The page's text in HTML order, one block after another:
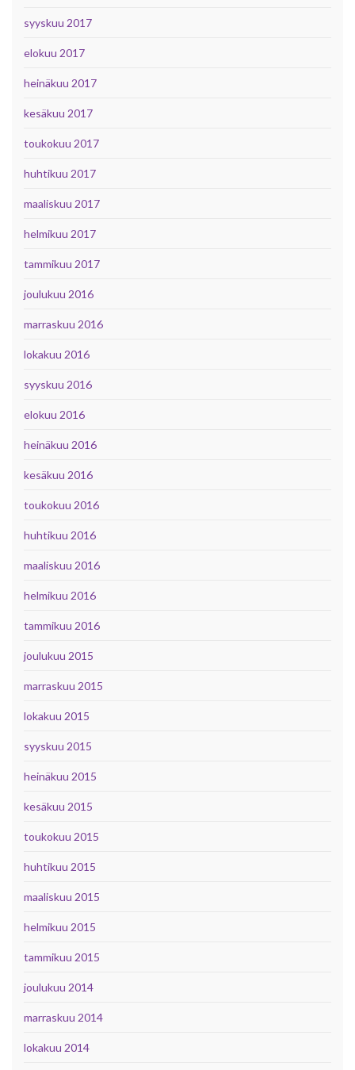
syyskuu 2017
elokuu 2017
heinäkuu 2017
kesäkuu 2017
toukokuu 2017
huhtikuu 2017
maaliskuu 2017
helmikuu 2017
tammikuu 2017
joulukuu 2016
marraskuu 2016
lokakuu 2016
syyskuu 2016
elokuu 2016
heinäkuu 2016
kesäkuu 2016
toukokuu 2016
huhtikuu 2016
maaliskuu 2016
helmikuu 2016
tammikuu 2016
joulukuu 2015
marraskuu 2015
lokakuu 2015
syyskuu 2015
heinäkuu 2015
kesäkuu 2015
toukokuu 2015
huhtikuu 2015
maaliskuu 2015
helmikuu 2015
tammikuu 2015
joulukuu 2014
marraskuu 2014
lokakuu 2014